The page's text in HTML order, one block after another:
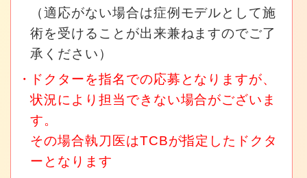
（適応がない場合は症例モデルとして施
術を受けることが出来兼ねますのでご了
承ください）
ドクターを指名での応募となりますが、
状況により担当できない場合がございま
す。
その場合執刀医はTCBが指定したドクタ
ーとなります